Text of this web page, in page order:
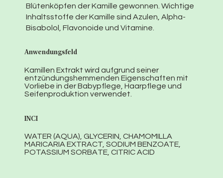
Blütenköpfen der Kamille gewonnen. Wichtige
Inhaltsstoffe der Kamille sind Azulen, Alpha-
Bisabolol, Flavonoide und Vitamine.
Anwendungsfeld
Kamillen Extrakt wird aufgrund seiner
entzündungshemmenden Eigenschaften mit
Vorliebe in der Babypflege, Haarpflege und
Seifenproduktion verwendet.
INCI
WATER (AQUA), GLYCERIN, CHAMOMILLA
MARICARIA EXTRACT, SODIUM BENZOATE,
POTASSIUM SORBATE, CITRIC ACID